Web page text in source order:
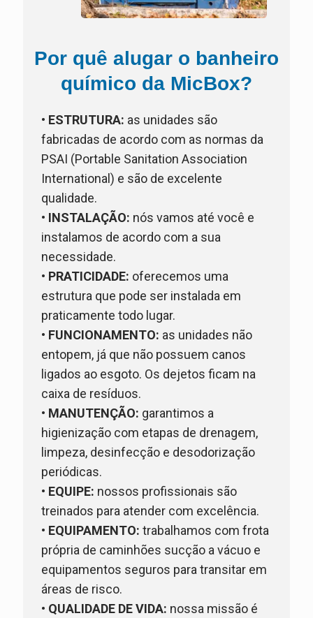
Por quê alugar o banheiro
químico da MicBox?
• ESTRUTURA: as unidades são
fabricadas de acordo com as normas da
PSAI (Portable Sanitation Association
International) e são de excelente
qualidade.
• INSTALAÇÃO: nós vamos até você e
instalamos de acordo com a sua
necessidade.
• PRATICIDADE: oferecemos uma
estrutura que pode ser instalada em
praticamente todo lugar.
• FUNCIONAMENTO: as unidades não
entopem, já que não possuem canos
ligados ao esgoto. Os dejetos ficam na
caixa de resíduos.
• MANUTENÇÃO: garantimos a
higienização com etapas de drenagem,
limpeza, desinfecção e desodorização
periódicas.
• EQUIPE: nossos profissionais são
treinados para atender com excelência.
• EQUIPAMENTO: trabalhamos com frota
própria de caminhões sucção a vácuo e
equipamentos seguros para transitar em
áreas de risco.
• QUALIDADE DE VIDA: nossa missão é